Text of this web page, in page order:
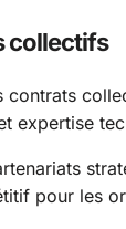
collectifs
contrats
expertise
pour les